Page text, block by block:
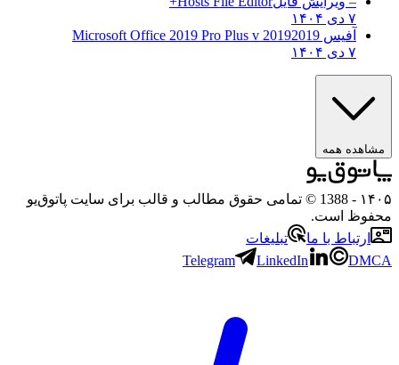
۷ دی ۱۴۰۴
آفیس 2019 2019 Microsoft Office 2019 Pro Plus v
۷ دی ۱۴۰۴
مشاهده همه
۱۴۰۵
- 1388 © تمامی حقوق مطالب و قالب برای سایت پاتوق‌یو
محفوظ است.
ارتباط با ما
تبلیغات
Telegram
LinkedIn DMCA